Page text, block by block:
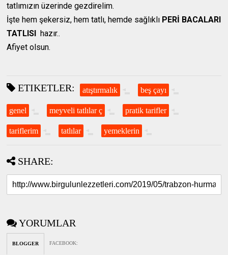
tatlımızın üzerinde gezdirelim.
İşte hem şekersiz, hem tatlı, hemde sağlıklı PERİ BACALARI
TATLISIhazır..
Afiyet olsun.
ETIKETLER: atıştırmalık beş çayı
genel meyveli tatlılar ç pratik tarifler
tariflerim tatlılar yemeklerin
SHARE:
YORUMLAR
BLOGGER FACEBOOK: